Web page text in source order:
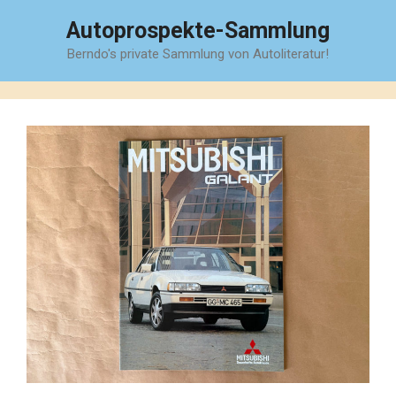
Autoprospekte-Sammlung
Berndo's private Sammlung von Autoliteratur!